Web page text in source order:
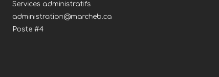
Services administratifs
administration@marcheb.ca
Poste #4